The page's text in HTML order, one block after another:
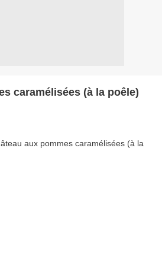
caramélisées (à la poêle)